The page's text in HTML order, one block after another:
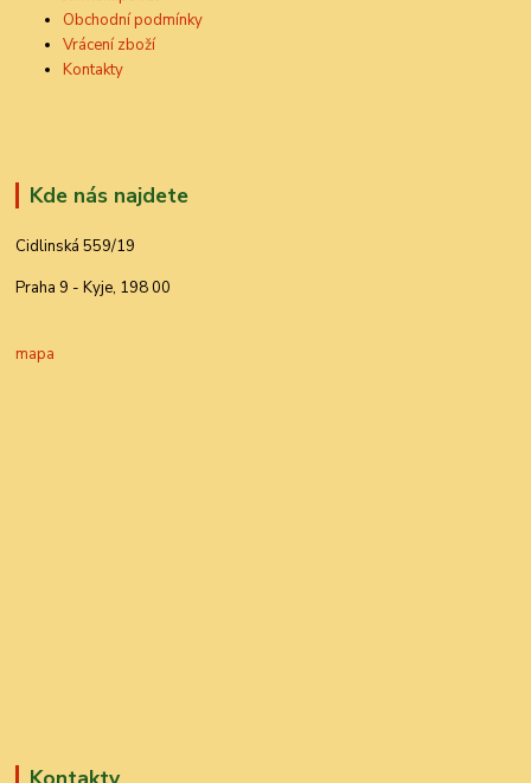
Obchodní podmínky
Vrácení zboží
Kontakty
Kde nás najdete
Cidlinská 559/19
Praha 9 - Kyje, 198 00
mapa